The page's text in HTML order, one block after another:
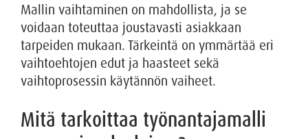
Mallin vaihtaminen on mahdollista, ja se
voidaan toteuttaa joustavasti asiakkaan
tarpeiden mukaan. Tärkeintä on ymmärtää eri
vaihtoehtojen edut ja haasteet sekä
vaihtoprosessin käytännön vaiheet.
Mitä tarkoittaa työnantajamalli